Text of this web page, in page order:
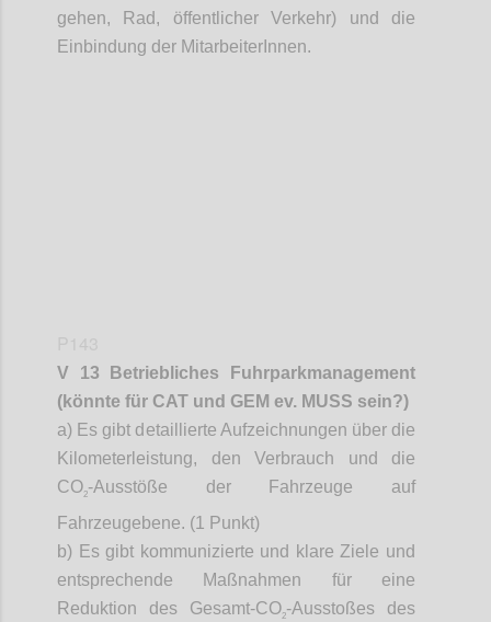
gehen, Rad, öffentlicher Verkehr) und die
Einbindung der MitarbeiterInnen.
V 13 Betriebliches Fuhrparkmanagement
(könnte für CAT und GEM ev. MUSS sein?)
a) Es gibt detaillierte Aufzeichnungen über die
Kilometerleistung, den Verbrauch und die
CO2-Ausstöße der Fahrzeuge auf
Fahrzeugebene. (1 Punkt)
b) Es gibt kommunizierte und klare Ziele und
entsprechende Maßnahmen für eine
Reduktion des Gesamt-CO2-Ausstoßes des